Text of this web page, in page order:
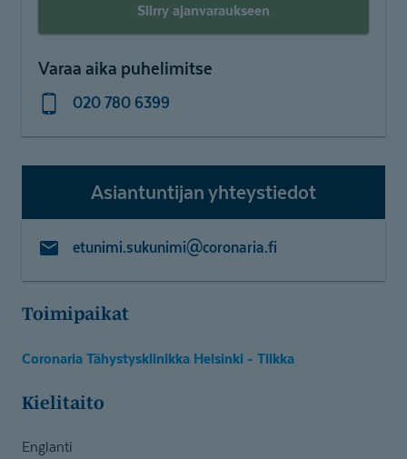
Siirry ajanvaraukseen
Varaa aika puhelimitse
020 780 6399
Asiantuntijan yhteystiedot
etunimi.sukunimi@coronaria.fi
Toimipaikat
Coronaria Tähystysklinikka Helsinki - Tilkka
Kielitaito
Englanti